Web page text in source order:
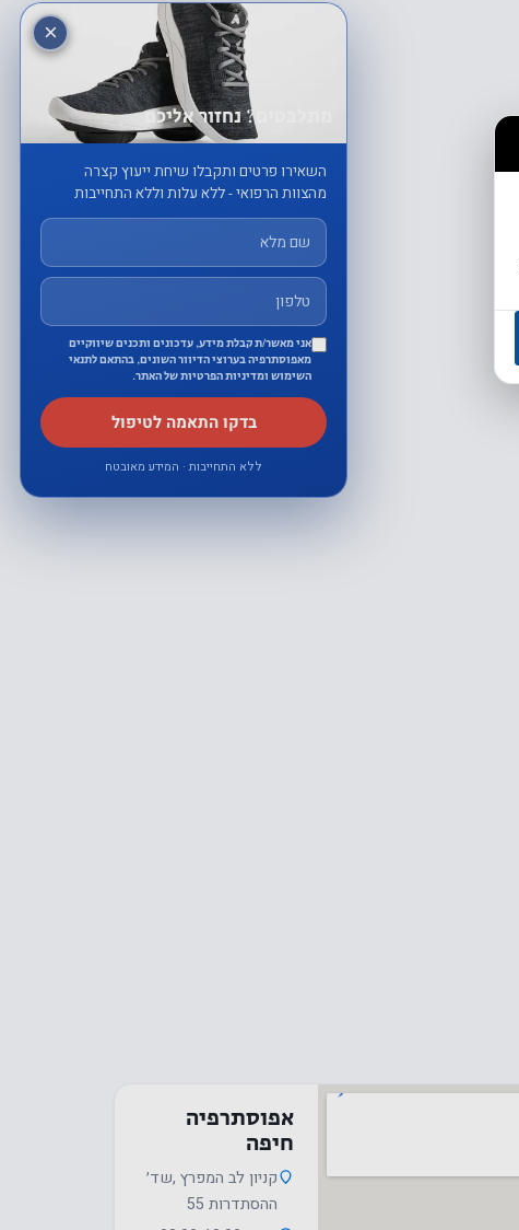
אפוסתרפיה
חיפה
קניון לב המפרץ ,שד׳
ההסתדרות 55
×
מתלבטים? נחזור אליכם
השאירו פרטים ותקבלו שיחת ייעוץ קצרה
מהצוות הרפואי - ללא עלות וללא התחייבות
אני מאשר/ת קבלת מידע, עדכונים ותכנים שיווקיים
מאפוסתרפיה בערוצי הדיוור השונים, בהתאם לתנאי
השימוש ומדיניות הפרטיות של האתר.
בדקו התאמה לטיפול
ללא התחייבות · המידע מאובטח